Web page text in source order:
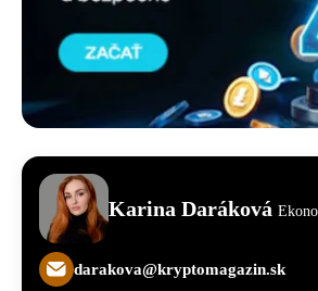
Karina Daráková
darakova@kryptomagazin.sk